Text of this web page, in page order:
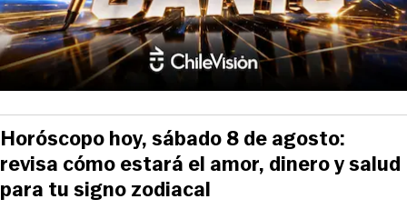
Horóscopo hoy, sábado 8 de agosto:
revisa cómo estará el amor, dinero y salud
para tu signo zodiacal